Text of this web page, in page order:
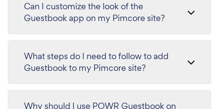
Can I customize the look of the
Guestbook app on my Pimcore site?
What steps do I need to follow to add
Guestbook to my Pimcore site?
Why should I use POWR Guestbook on